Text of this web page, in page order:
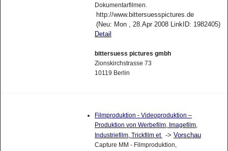
Dokumentarfilmen.
http://www.bittersuesspictures.de
(Neu: Mon , 28.Apr 2008 LinkID: 1982405)
Detail
bittersuess pictures gmbh
Zionskirchstrasse 73
10119 Berlin
Filmproduktion - Videoproduktion –
Produktion von Werbefilm, Imagefilm,
Industriefilm, Trickfilm et -> Vorschau
Capture MM - Filmproduktion,